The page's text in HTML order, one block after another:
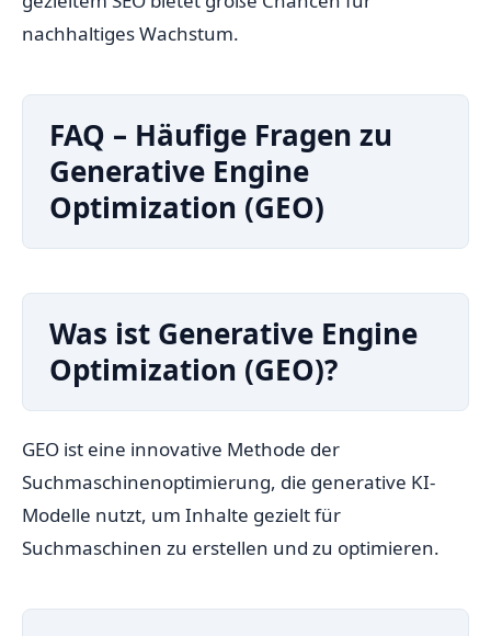
nachhaltiges Wachstum.
FAQ – Häufige Fragen zu
Generative Engine
Optimization (GEO)
Was ist Generative Engine
Optimization (GEO)?
GEO ist eine innovative Methode der
Suchmaschinenoptimierung, die generative KI-
Modelle nutzt, um Inhalte gezielt für
Suchmaschinen zu erstellen und zu optimieren.